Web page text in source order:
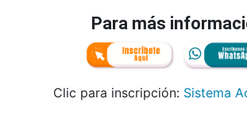
Para más
Clic para inscripción: Sistema